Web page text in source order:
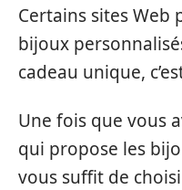
Certains sites
bijoux
cadeau unique,
Une fois que vous
qui propose les
vous suffit de